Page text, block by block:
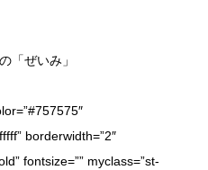
「ぜいみ」
borderwidth=”2″
fontsize=”” myclass=”st-